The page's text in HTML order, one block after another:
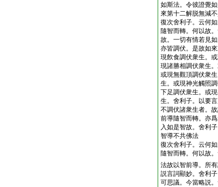
如斯法。令彼證覺
來第十二解脱無減
復次舍利子。云何
隨智而轉。何以故
故。一切有情若見
亦皆調伏。是故如
現飮食調伏衆生。
現諸勝相調伏衆生
或現無觀頂調伏衆
生。或現神光觸照
下足調伏衆生。或
生。舍利子。以要
不調伏諸衆生者。
前導隨智而轉。亦
入如是智故。舍利
智導不共佛法
復次舍利子。云何
隨智而轉。何以故
法故以智前導。所
説言詞顯妙。舍利
可思議。今當略説